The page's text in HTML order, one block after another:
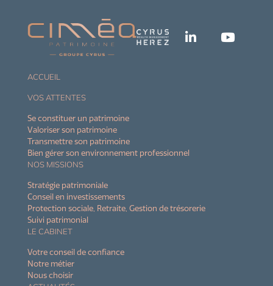
ACCUEIL
VOS ATTENTES
Se constituer un patrimoine
Valoriser son patrimoine
Transmettre son patrimoine
Bien gérer son environnement professionnel
NOS MISSIONS
Stratégie patrimoniale
Conseil en investissements
Protection sociale, Retraite, Gestion de trésorerie
Suivi patrimonial
LE CABINET
Votre conseil de confiance
Notre métier
Nous choisir